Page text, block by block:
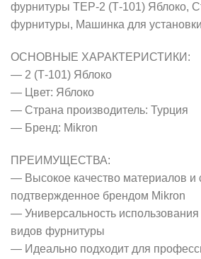
фурнитуры ТЕР-2 (Т-101) Яблоко,
фурнитуры, Машинка для
ОСНОВНЫЕ ХАРАКТЕРИСТИКИ:
— 2 (Т-101) Яблоко
— Цвет: Яблоко
— Страна производитель: Турция
— Бренд: Mikron
ПРЕИМУЩЕСТВА:
— Высокое качество материалов и
подтвержденное брендом Mikron
— Универсальность
видов фурнитуры
— Идеально подходит для